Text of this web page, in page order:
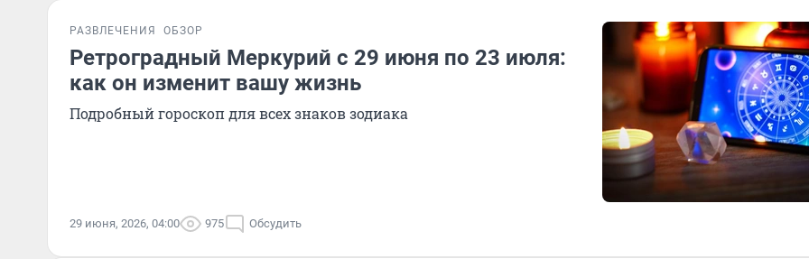
РАЗВЛЕЧЕНИЯ ОБЗОР
Ретроградный Меркурий с 29 июня по 23 июля:
как он изменит вашу жизнь
Подробный гороскоп для всех знаков зодиака
29 июня, 2026, 04:00 975 Обсудить